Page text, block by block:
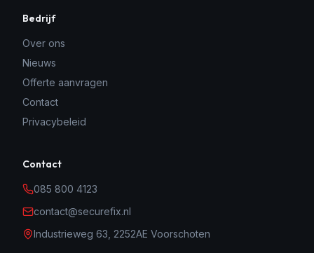
Bedrijf
Over ons
Nieuws
Offerte aanvragen
Contact
Privacybeleid
Contact
085 800 4123
contact@securefix.nl
Industrieweg 63, 2252AE Voorschoten